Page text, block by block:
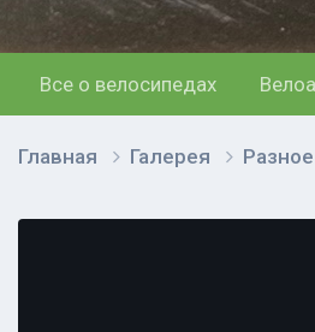
Все о велосипедах
Главная Галерея Разное